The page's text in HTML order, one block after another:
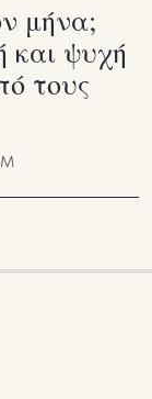
μήνα;
και ψυχή
τους